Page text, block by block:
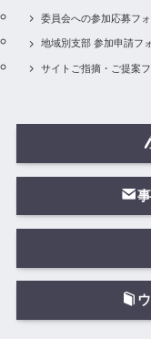
委員会への参加応募フ
地域別支部 参加申請フ
サイトご指摘・ご提案